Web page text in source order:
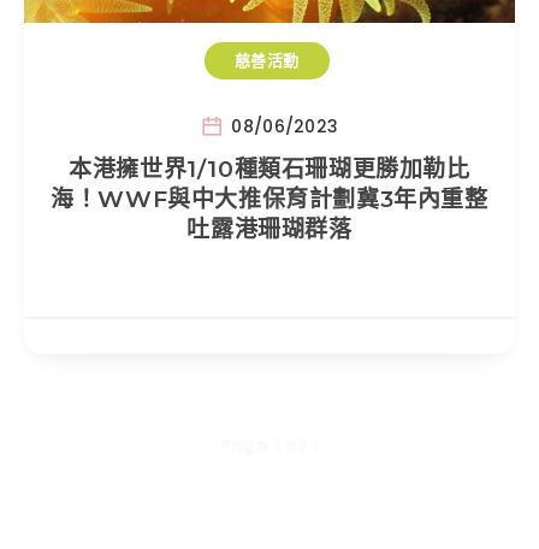
慈善活動
08/06/2023
本港擁世界1/10種類石珊瑚更勝加勒比
海！WWF與中大推保育計劃冀3年內重整
吐露港珊瑚群落